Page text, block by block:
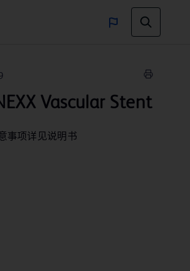
Vascular Stent
事项详见说明书